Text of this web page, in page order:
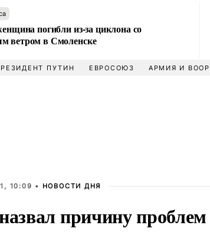
погибли из-за циклона со
ветром в Смоленске
ПУТИН ЕВРОСОЮЗ АРМИЯ И
10:09 • НОВОСТИ ДНЯ
причину проблем